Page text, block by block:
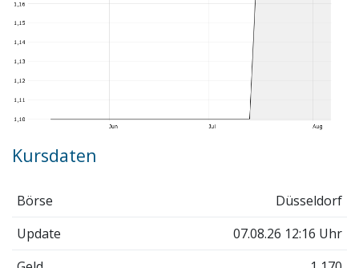
Kursdaten
Börse
Düsseldorf
Update
07.08.26 12:16 Uhr